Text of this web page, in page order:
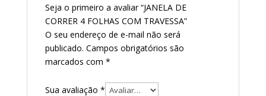
Seja o primeiro a avaliar “JANELA DE
CORRER 4 FOLHAS COM TRAVESSA”
O seu endereço de e-mail não será
publicado. Campos obrigatórios são
marcados com *
Sua avaliação *